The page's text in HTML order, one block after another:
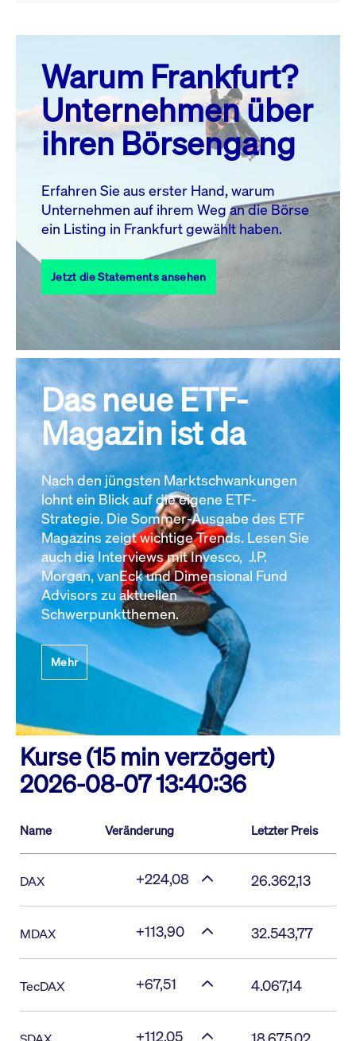
August 26
MO. DI. MI. DO. FR. SA. SO.
1
2
3
4 5 6 7 8
10 11 13 14
17
18 19 20 21 22
23
27 28
31
Alle Events
Warum Frankfurt?
Unternehmen über
ihren Börsengang
Erfahren Sie aus erster Hand, warum
Unternehmen auf ihrem Weg an die Börse
ein Listing in Frankfurt gewählt haben.
Jetzt die Statements ansehen
Das neue ETF-
Magazin ist da
Nach den jüngsten Marktschwankungen
lohnt ein Blick auf die eigene ETF-
Strategie. Die Sommer-Ausgabe des ETF
Magazins zeigt wichtige Trends. Lesen Sie
auch die Interviews mit Invesco, J.P.
Morgan, vanEck und Dimensional Fund
Advisors zu aktuellen
Schwerpunktthemen.
Mehr
Kurse (15 min verzögert)
2026-08-07 13:40:36
Name Veränderung Letzter Preis
DAX +224,08 26.362,13
MDAX +113,90 32.543,77
TecDAX +67,51 4.067,14
+112,05